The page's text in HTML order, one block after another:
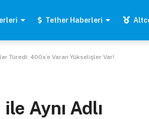
Tether Haberleri
Türedi: 400x’e Varan Yükselişler Var!
Aynı Adlı